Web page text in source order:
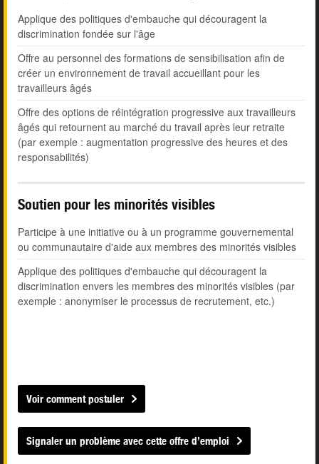
Applique des politiques d'embauche qui découragent la
discrimination fondée sur l'âge
Offre au personnel des formations de sensibilisation afin de
créer un environnement de travail accueillant pour les
travailleurs âgés
Offre des options de réintégration progressive aux travailleurs
âgés qui retournent au marché du travail après leur retraite
(par exemple : augmentation progressive des heures et des
responsabilités)
Soutien pour les minorités visibles
Participe à une initiative ou à un programme gouvernemental
ou communautaire d'aide aux membres des minorités visibles
Applique des politiques d'embauche qui découragent la
discrimination envers les membres des minorités visibles (par
exemple : anonymiser le processus de recrutement, etc.)
Voir comment postuler
Signaler un problème avec cette offre d’emploi